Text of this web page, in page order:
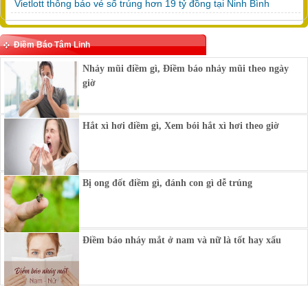
Vietlott thông báo vé số trúng hơn 19 tỷ đồng tại Ninh Bình
Điềm Báo Tâm Linh
Nhảy mũi điềm gì, Điềm báo nhảy mũi theo ngày
giờ
Hắt xì hơi điềm gì, Xem bói hắt xì hơi theo giờ
Bị ong đốt điềm gì, đánh con gì dễ trúng
Điềm báo nháy mắt ở nam và nữ là tốt hay xấu